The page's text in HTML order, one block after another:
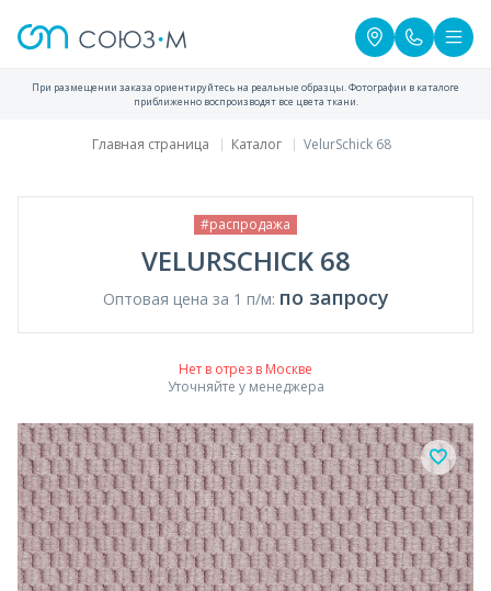
При размещении заказа ориентируйтесь на реальные образцы. Фотографии в каталоге
приближенно воспроизводят все цвета ткани.
Главная страница Каталог VelurSchick 68
#распродажа
VELURSCHICK 68
Оптовая цена за 1 п/м: по запросу
Нет в отрез в Москве
Уточняйте у менеджера